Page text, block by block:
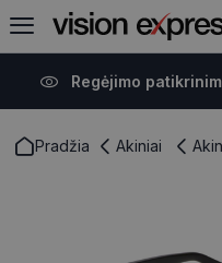
Regėjimo
Pradžia Akiniai